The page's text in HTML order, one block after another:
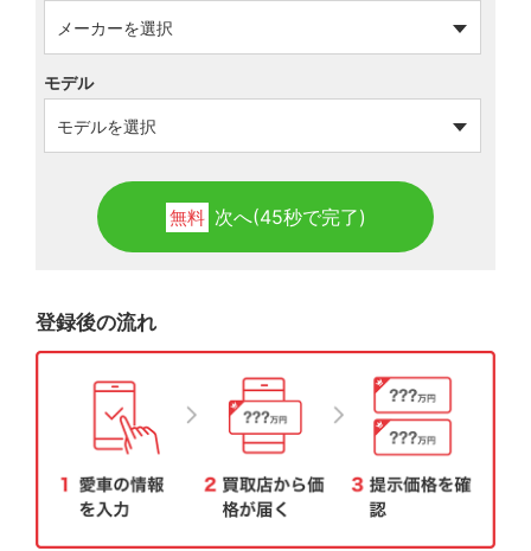
モデル
無料 次へ(45秒で完了)
登録後の流れ